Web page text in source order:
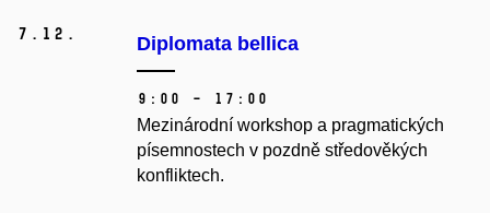
7. 12. Diplomata bellica
9:00 – 17:00
Mezinárodní workshop a pragmatických
písemnostech v pozdně středověkých
konfliktech.